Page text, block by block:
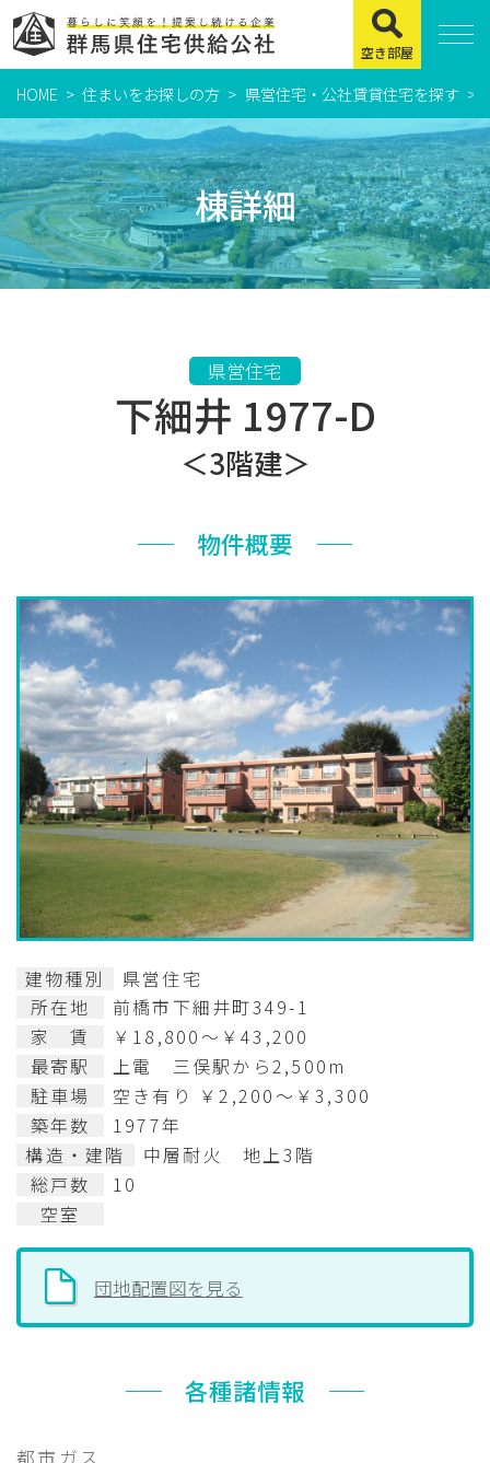
住まいをお探しの方
県営住宅
公社賃貸住宅
緊急通報システムについて
市営・町営住宅
賃貸店舗・事務所
よくある質問
ぐんま住まいの
現在お住まい
公社に
ついて
採用
情報
空き部屋
HOME 住まいをお探しの方 県営住宅・公社賃貸住宅を探す
棟詳細
県営住宅
下細井 1977-D
＜3階建＞
物件概要
建物種別
県営住宅
所在地
前橋市下細井町349-1
家 賃
￥18,800～￥43,200
最寄駅
上電 三俣駅から2,500m
駐車場
空き有り ￥2,200～￥3,300
築年数
1977年
構造・建階
中層耐火 地上3階
総戸数
10
空室
団地配置図を見る
各種諸情報
都市ガス